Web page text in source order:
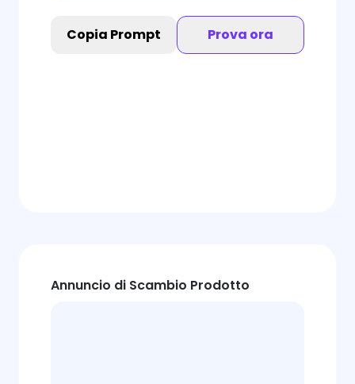
Copia Prompt Prova ora
Annuncio di Scambio Prodotto